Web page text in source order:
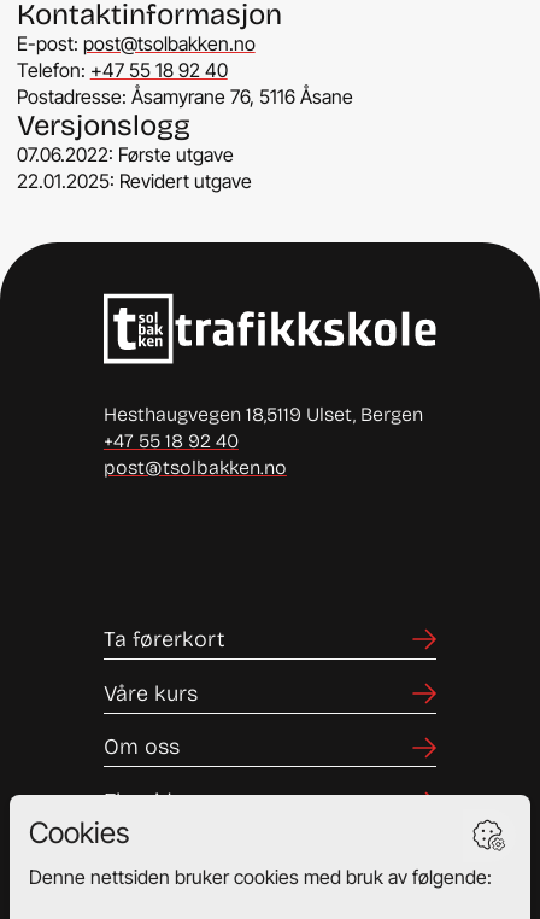
Kontaktinformasjon
E-post: post@tsolbakken.no
Telefon: +47 55 18 92 40
Postadresse: Åsamyrane 76, 5116 Åsane
Versjonslogg
07.06.2022: Første utgave
22.01.2025: Revidert utgave
Hesthaugvegen 18,5119 Ulset, Bergen
+47 55 18 92 40
post@tsolbakken.no
Ta førerkort
Våre kurs
Om oss
Elevside